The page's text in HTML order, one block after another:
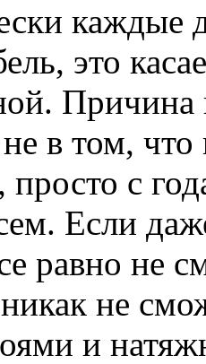
каждые
это
Причина
в том,
просто с
Если
равно не
не
и